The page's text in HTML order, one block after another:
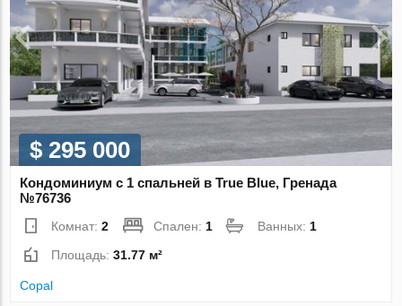
$ 295 000
Кондоминиум с 1 спальней в True Blue, Гренада
№76736
Комнат:2 Спален: 1 Ванных: 1
Площадь:31.77 м²
Copal